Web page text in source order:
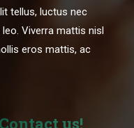
tellus, luctus nec
Viverra mattis nisl
eros mattis, ac
us!